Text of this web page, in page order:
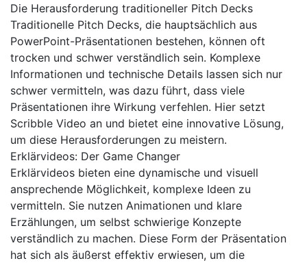
Die Herausforderung traditioneller Pitch Decks
Traditionelle Pitch Decks, die hauptsächlich aus
PowerPoint-Präsentationen bestehen, können oft
trocken und schwer verständlich sein. Komplexe
Informationen und technische Details lassen sich nur
schwer vermitteln, was dazu führt, dass viele
Präsentationen ihre Wirkung verfehlen. Hier setzt
Scribble Video an und bietet eine innovative Lösung,
um diese Herausforderungen zu meistern.
Erklärvideos: Der Game Changer
Erklärvideos bieten eine dynamische und visuell
ansprechende Möglichkeit, komplexe Ideen zu
vermitteln. Sie nutzen Animationen und klare
Erzählungen, um selbst schwierige Konzepte
verständlich zu machen. Diese Form der Präsentation
hat sich als äußerst effektiv erwiesen, um die